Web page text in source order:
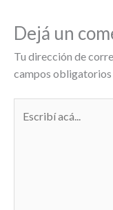
Dejá un
Tu dirección de
campos obligatorios
acá...